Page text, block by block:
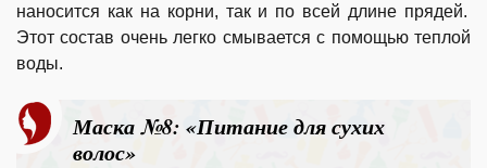
наносится как на корни, так и по всей длине прядей.
Этот состав очень легко смывается с помощью теплой
воды.
Маска №8: «Питание для сухих
волос»